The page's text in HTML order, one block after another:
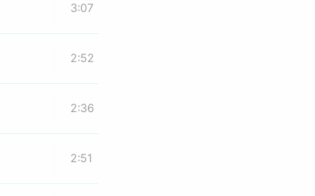
3:07
2:52
2:36
2:51